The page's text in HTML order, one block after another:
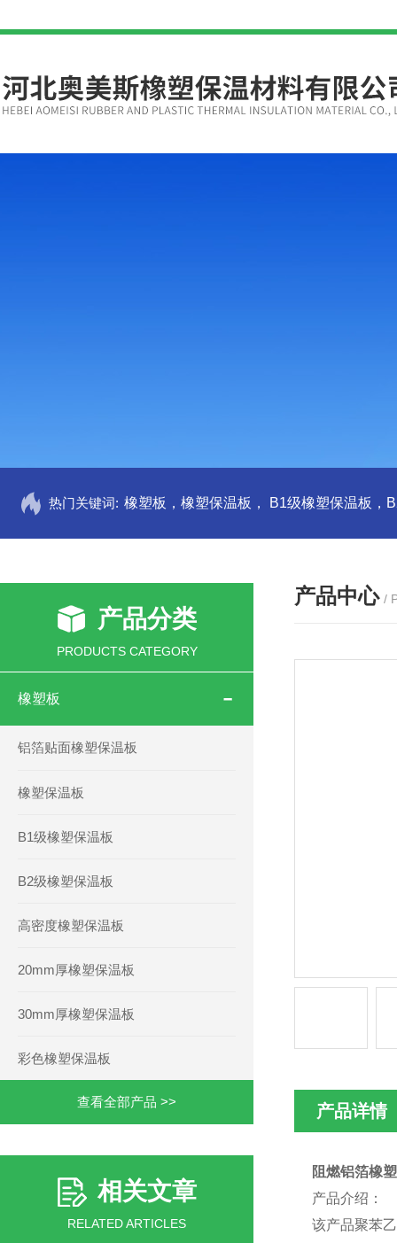
热门关键词:
产品分类
PRODUCTS CATEGORY
橡塑板
铝箔贴面橡塑保温板
橡塑保温板
B1级橡塑保温板
B2级橡塑保温板
高密度橡塑保温板
20mm厚橡塑保温板
30mm厚橡塑保温板
彩色橡塑保温板
查看全部产品 >>
相关文章
RELATED ARTICLES
产品中心 /
产品详情
阻燃铝箔橡
产品介绍：
该产品聚苯